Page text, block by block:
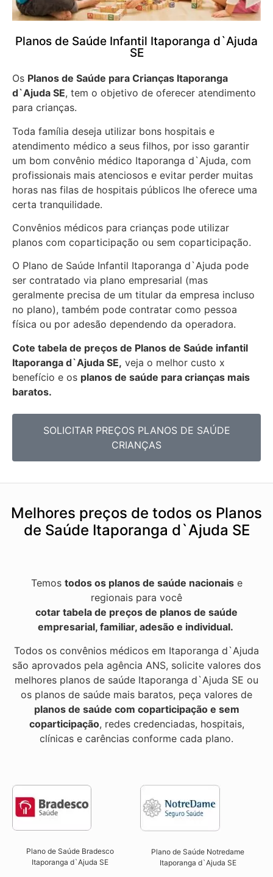
Planos de Saúde Infantil Itaporanga d`Ajuda
SE
Os Planos de Saúde para Crianças Itaporanga
d`Ajuda SE, tem o objetivo de oferecer atendimento
para crianças.
Toda família deseja utilizar bons hospitais e
atendimento médico a seus filhos, por isso garantir
um bom convênio médico Itaporanga d`Ajuda, com
profissionais mais atenciosos e evitar perder muitas
horas nas filas de hospitais públicos lhe oferece uma
certa tranquilidade.
Convênios médicos para crianças pode utilizar
planos com coparticipação ou sem coparticipação.
O Plano de Saúde Infantil Itaporanga d`Ajuda pode
ser contratado via plano empresarial (mas
geralmente precisa de um titular da empresa incluso
no plano), também pode contratar como pessoa
física ou por adesão dependendo da operadora.
Cote tabela de preços de Planos de Saúde infantil
Itaporanga d`Ajuda SE, veja o melhor custo x
benefício e os planos de saúde para crianças mais
baratos.
SOLICITAR PREÇOS PLANOS DE SAÚDE
CRIANÇAS
Melhores preços de todos os Planos
de Saúde Itaporanga d`Ajuda SE
Temos todos os planos de saúde nacionaise
regionais para você
cotar tabela de preços de planos de saúde
empresarial, familiar, adesão e individual.
Todos os convênios médicos em Itaporanga d`Ajuda
são aprovados pela agência ANS, solicite valores dos
melhores planos de saúde Itaporanga d`Ajuda SE ou
os planos de saúde mais baratos, peça valores de
planos de saúde com coparticipação e sem
coparticipação, redes credenciadas, hospitais,
clínicas e carências conforme cada plano.
Plano de Saúde Bradesco
Itaporanga d`Ajuda SE
Plano de Saúde Notredame
Itaporanga d`Ajuda SE​